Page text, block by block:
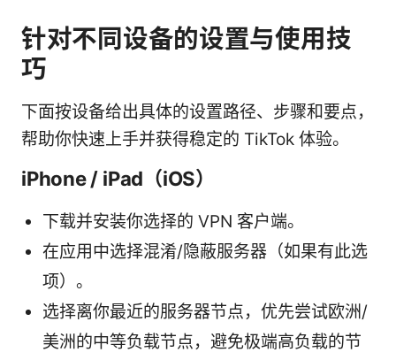
针对不同设备的设置与使用技
巧
下面按设备给出具体的设置路径、步骤和要点，
帮助你快速上手并获得稳定的 TikTok 体验。
iPhone / iPad（iOS）
下载并安装你选择的 VPN 客户端。
在应用中选择混淆/隐蔽服务器（如果有此选
项）。
选择离你最近的服务器节点，优先尝试欧洲/
美洲的中等负载节点，避免极端高负载的节